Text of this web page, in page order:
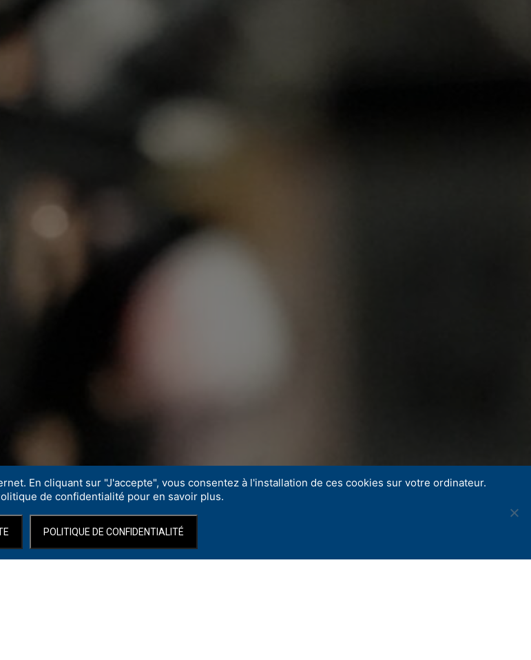
Share
En cliquant sur "J'accepte", vous consentez à l'installation de ces cookies sur votre ordinateur.
de confidentialité pour en savoir plus.
POLITIQUE DE CONFIDENTIALITÉ